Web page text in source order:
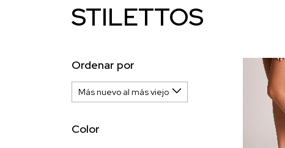
STILETTOS
Ordenar por
Color